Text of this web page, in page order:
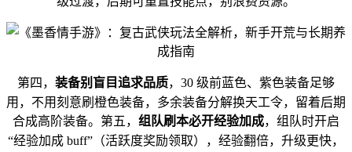
第四， 装备别盲目追求品质，30 级前蓝色、紫色装备足够
用，不用刻意刷橙色装备，多余装备分解换天工令，留着后期
合成高阶装备。第五， 组队刷本必开经验加成，组队时开启
“经验加成 buff”（活跃度奖励领取），经验翻倍，升级更快，